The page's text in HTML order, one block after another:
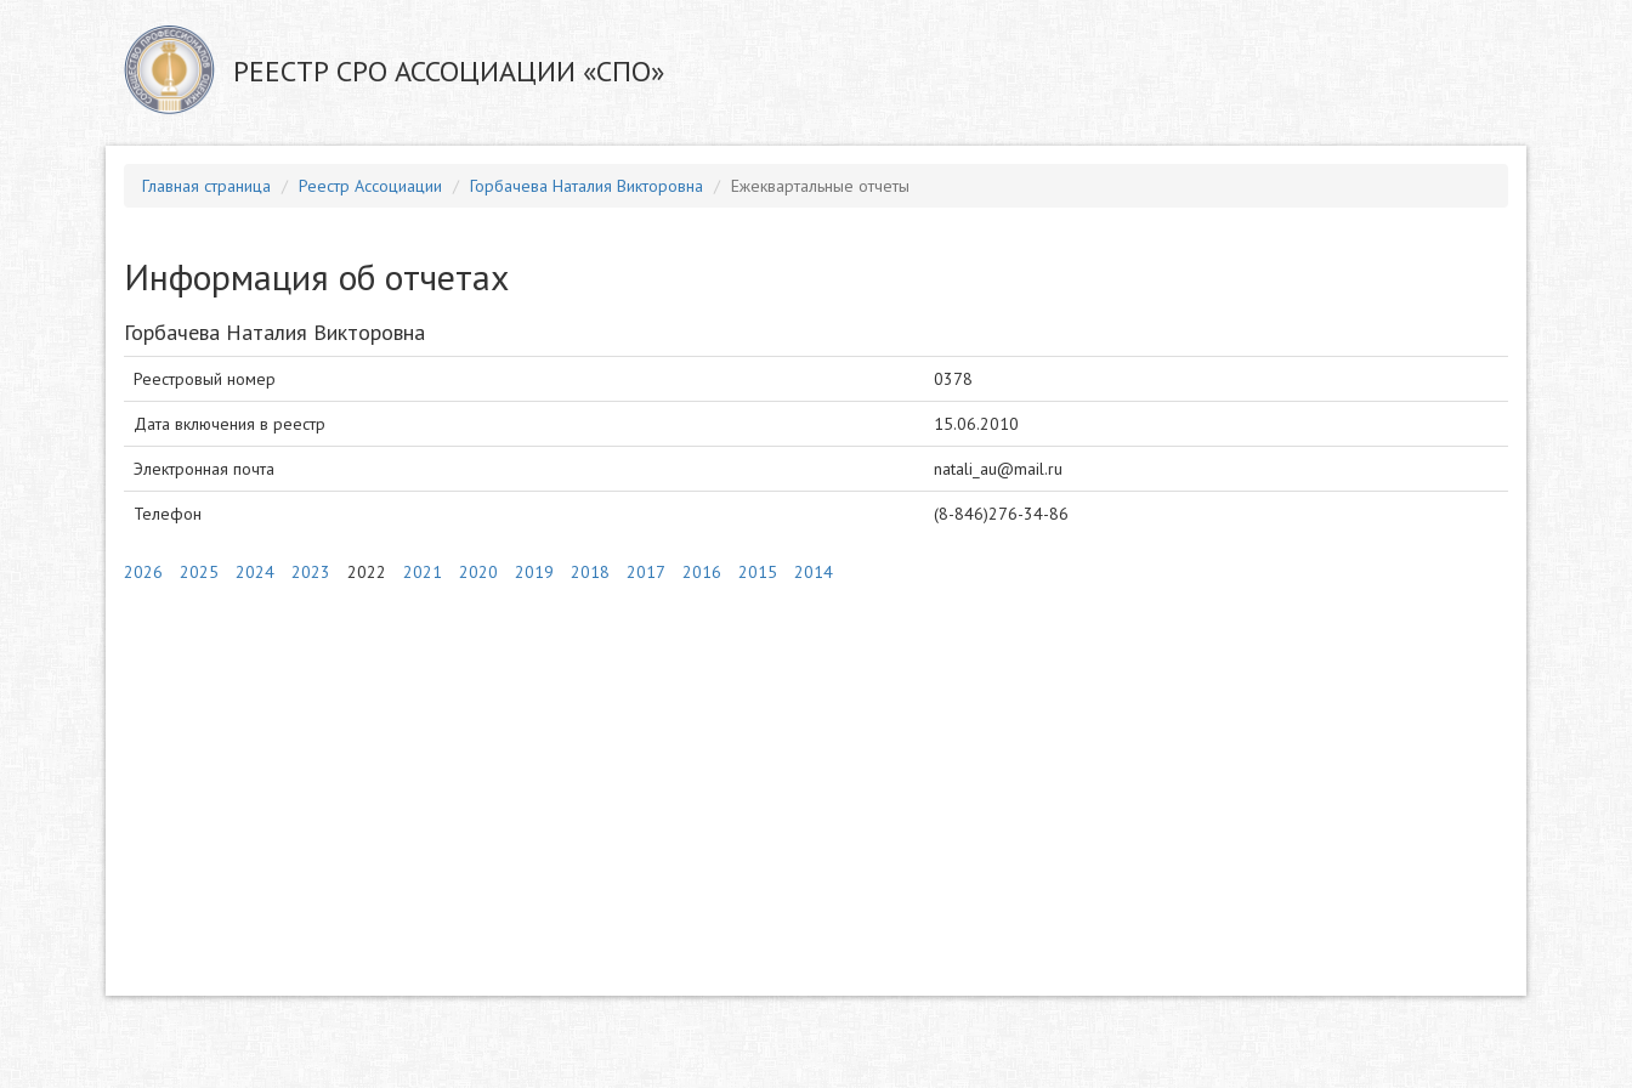
РЕЕСТР СРО АССОЦИАЦИИ «СПО»
Главная страница Реестр Ассоциации Горбачева Наталия Викторовна Ежеквартальные отчеты
Информация об отчетах
Горбачева Наталия Викторовна
Реестровый номер 0378
Дата включения в реестр 15.06.2010
Электронная почта natali_au@mail.ru
Телефон (8-846)276-34-86
2026 2025 2024 2023 2022 2021 2020 2019 2018 2017 2016 2015 2014